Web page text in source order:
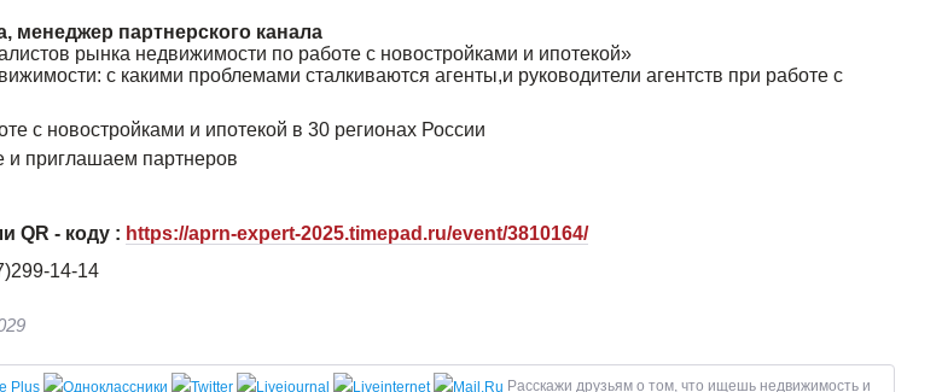
менеджер партнерского канала
рынка недвижимости по работе с новостройками и ипотекой»
с какими проблемами сталкиваются агенты,и руководители агентств при работе с
с новостройками и ипотекой в 30 регионах России
и приглашаем партнеров
QR - коду : https://aprn-expert-2025.timepad.ru/event/3810164/
14-14
Расскажи друзьям о том, что ищешь недвижимость и